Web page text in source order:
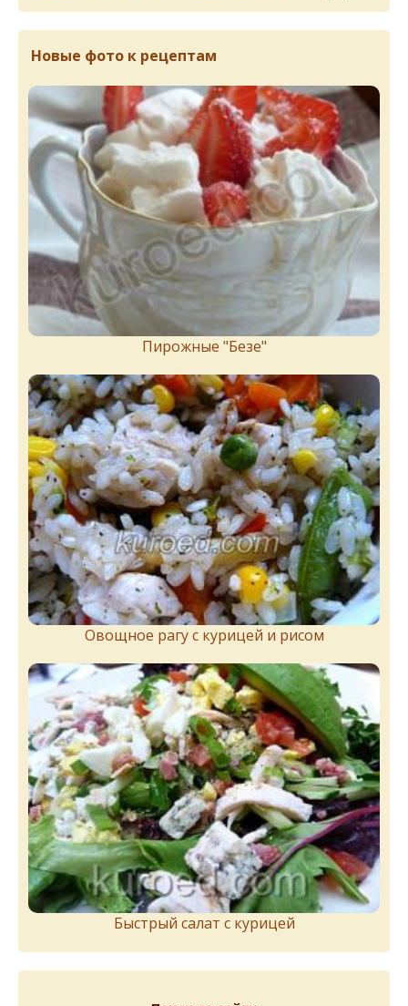
Новые фото к рецептам
Пирожныe "Бeзe"
Овощное рагу с курицей и рисом
Быстрый салат с курицей